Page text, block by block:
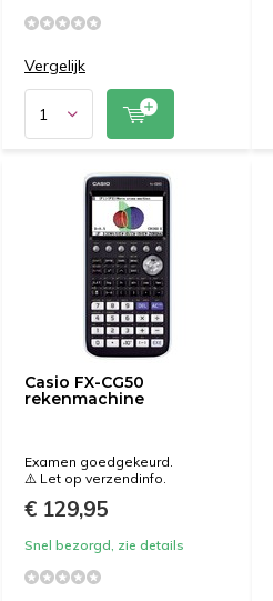
Vergelijk
Casio FX-CG50
rekenmachine
Examen goedgekeurd.
⚠️ Let op verzendinfo.
€ 129,95
Snel bezorgd, zie details